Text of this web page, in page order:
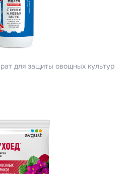
для защиты овощных культур